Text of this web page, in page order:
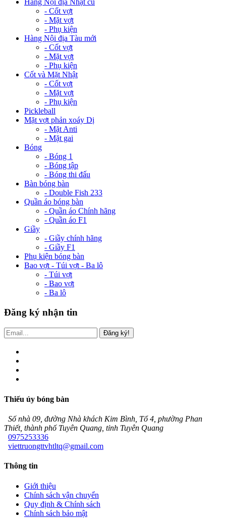
Hàng Nội địa Nhật cũ
- Cốt vợt
- Mặt vợt
- Phụ kiện
Hàng Nội địa Tàu mới
- Cốt vợt
- Mặt vợt
- Phụ kiện
Cốt và Mặt Nhật
- Cốt vợt
- Mặt vợt
- Phụ kiện
Pickleball
Mặt vợt phản xoáy Dị
- Mặt Anti
- Mặt gai
Bóng
- Bóng 1
- Bóng tập
- Bóng thi đấu
Bàn bóng bàn
- Double Fish 233
Quần áo bóng bàn
- Quần áo Chính hãng
- Quần áo F1
Giầy
- Giầy chính hãng
- Giầy F1
Phụ kiện bóng bàn
Bao vợt - Túi vợt - Ba lô
- Túi vợt
- Bao vợt
- Ba lô
Đăng ký nhận tin
Đăng ký!
Thiếu úy bóng bàn
Số nhà 09, đường Nhà khách Kim Bình, Tổ 4, phường Phan
Thiết, thành phố Tuyên Quang, tỉnh Tuyên Quang
0975253336
viettruongttvhtltq@gmail.com
Thông tin
Giới thiệu
Chính sách vận chuyển
Quy định & Chính sách
Chính sách bảo mật